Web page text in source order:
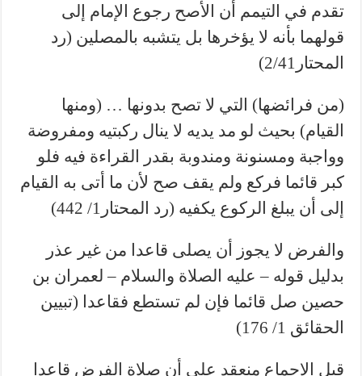
تقدم في التيمم أن الأصح رجوع الإمام إلى
قولهما بأنه لا يؤخرها بل يتشبه بالمصلين (رد
المحتار2/41)
(من فرائضها) التي لا تصح بدونها … (ومنها
القيام) بحيث لو مد يديه لا ينال ركبتيه ومفروضة
وواجبة ومسنونة ومندوبة بقدر القراءة فيه فلو
كبر قائما فركع ولم يقف صح لأن ما أتى به القيام
إلى أن يبلغ الركوع يكفيه (رد المحتار1/ 442)
والفرض لا يجوز أن يصلى قاعدا من غير عذر
بدليل قوله – عليه الصلاة والسلام – لعمران بن
حصين صل قائما فإن لم تستطع فقاعدا (تبيين
الحقائق 1/ 176)
قيل الإجماع منعقد على أن صلاة الفرض قاعدا